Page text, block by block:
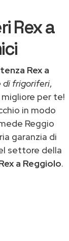
Rex a
Rex a
di frigoriferi,
per te!
in modo
Reggio
garanzia di
settore della
a Reggiolo.